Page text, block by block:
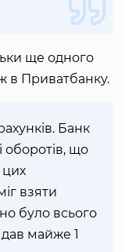
ще одного
в Приватбанку.
Банк
оборотів, що
цих
взяти
було всього
майже 1